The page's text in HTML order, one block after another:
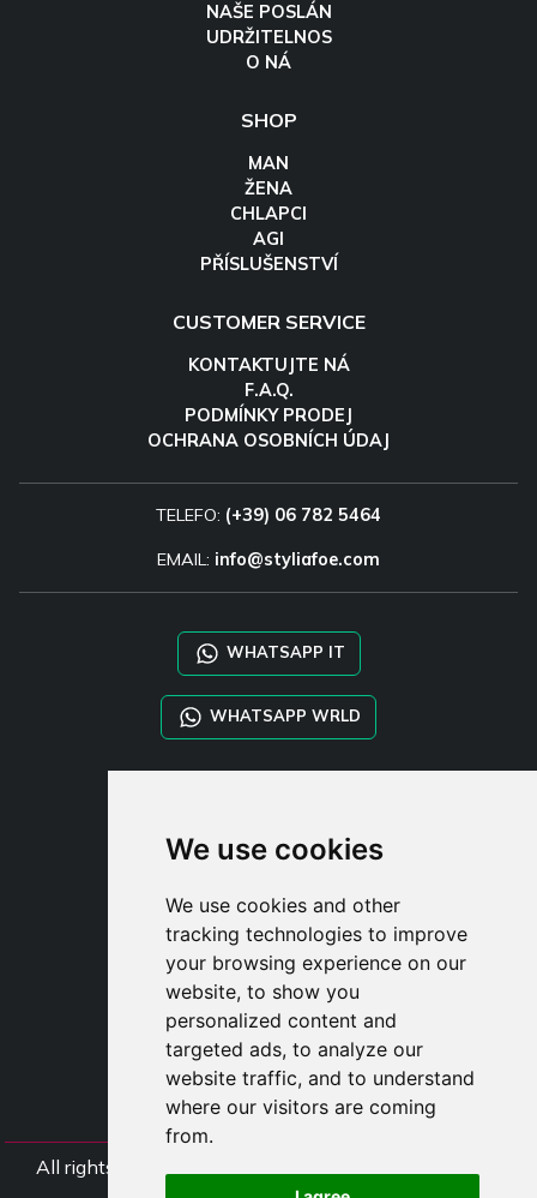
We use cookies
We use cookies and other
tracking technologies to improve
your browsing experience on our
website, to show you
personalized content and
targeted ads, to analyze our
website traffic, and to understand
where our visitors are coming
from.
NAŠE POSLÁN
UDRŽITELNOS
O NÁ
SHOP
MAN
ŽENA
CHLAPCI
AGI
PŘÍSLUŠENSTVÍ
CUSTOMER SERVICE
KONTAKTUJTE NÁ
F.A.Q.
PODMÍNKY PRODEJ
OCHRANA OSOBNÍCH ÚDAJ
TELEFO: (+39) 06 782 5464
EMAIL: info@styliafoe.com
WHATSAPP IT
WHATSAPP WRLD
TAYLOR MADE ORDERS
UŽIVATE
ZAREGISTROVA
PŘIHLÁSIT S
NÁKUPNÍ KOŠÍ
All rights Styliafoe s.r.l. © 2025 - DI IT15015641002